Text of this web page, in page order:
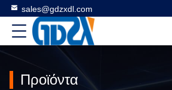
sales@gdzxdl.com
Προϊόντα